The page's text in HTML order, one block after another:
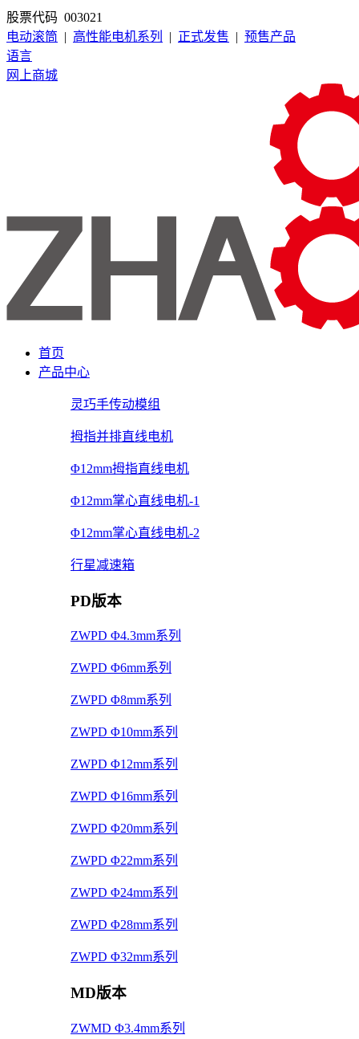
股票代码 003021
电动滚筒 | 高性能电机系列 | 正式发售 | 预售产品
语言
网上商城
首页
产品中心
灵巧手传动模组
拇指并排直线电机
Φ12mm拇指直线电机
Φ12mm掌心直线电机-1
Φ12mm掌心直线电机-2
行星减速箱
PD版本
ZWPD Φ4.3mm系列
ZWPD Φ6mm系列
ZWPD Φ8mm系列
ZWPD Φ10mm系列
ZWPD Φ12mm系列
ZWPD Φ16mm系列
ZWPD Φ20mm系列
ZWPD Φ22mm系列
ZWPD Φ24mm系列
ZWPD Φ28mm系列
ZWPD Φ32mm系列
MD版本
ZWMD Φ3.4mm系列